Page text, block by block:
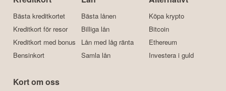
Bästa kreditkortet
Kreditkort för resor
Kreditkort med bonus
Bensinkort
Bästa lånen
Billiga lån
Lån med låg ränta
Samla lån
Köpa krypto
Bitcoin
Ethereum
Investera i guld
Kort om oss